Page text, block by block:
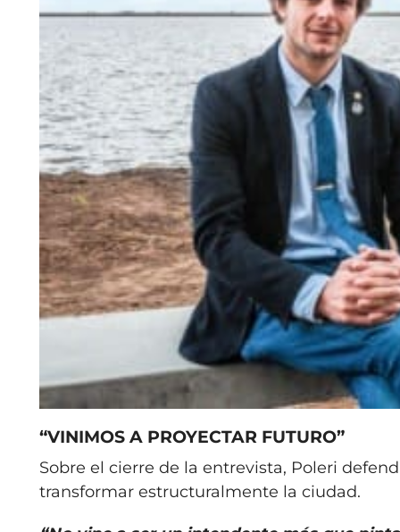
“VINIMOS A PROYECTAR FUTURO”
Sobre el cierre de la entrevista, Poleri
transformar estructuralmente la ciudad.